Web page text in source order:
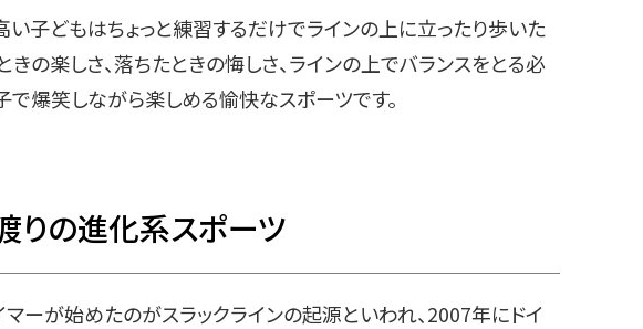
子どもはちょっと練習するだけでラインの上に立ったり歩いた
きの楽しさ、落ちたときの悔しさ、ラインの上でバランスをとる必
爆笑しながら楽しめる愉快なスポーツです。
りの進化系スポーツ
ーが始めたのがスラックラインの起源といわれ、2007年にドイ